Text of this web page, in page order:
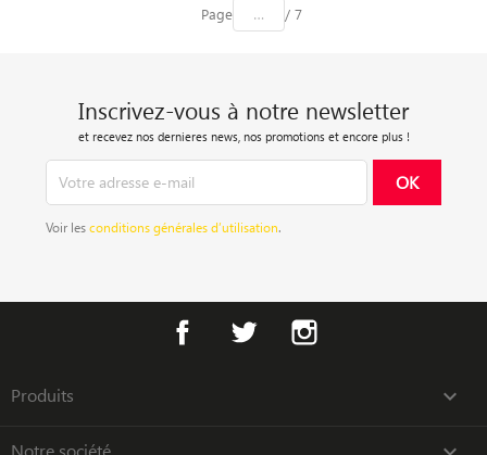
Page / 7
Inscrivez-vous à notre newsletter
et recevez nos dernieres news, nos promotions et encore plus !
Voir lesconditions générales d’utilisation.
Facebook Twitter
Produits 
Notre société